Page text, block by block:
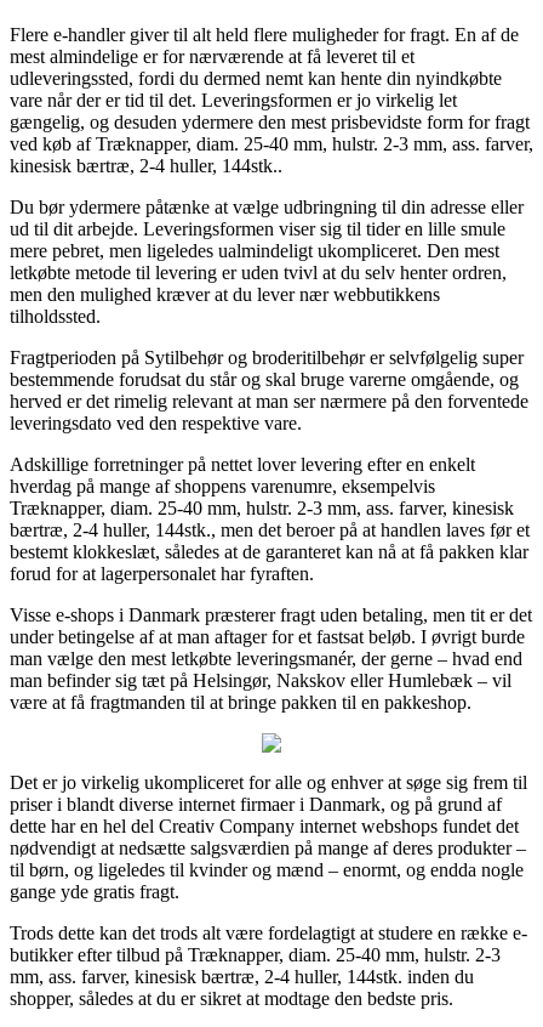
Flere e-handler giver til alt held flere muligheder for fragt. En af de
mest almindelige er for nærværende at få leveret til et
udleveringssted, fordi du dermed nemt kan hente din nyindkøbte
vare når der er tid til det. Leveringsformen er jo virkelig let
gængelig, og desuden ydermere den mest prisbevidste form for fragt
ved køb af Træknapper, diam. 25-40 mm, hulstr. 2-3 mm, ass. farver,
kinesisk bærtræ, 2-4 huller, 144stk..
Du bør ydermere påtænke at vælge udbringning til din adresse eller
ud til dit arbejde. Leveringsformen viser sig til tider en lille smule
mere pebret, men ligeledes ualmindeligt ukompliceret. Den mest
letkøbte metode til levering er uden tvivl at du selv henter ordren,
men den mulighed kræver at du lever nær webbutikkens
tilholdssted.
Fragtperioden på Sytilbehør og broderitilbehør er selvfølgelig super
bestemmende forudsat du står og skal bruge varerne omgående, og
herved er det rimelig relevant at man ser nærmere på den forventede
leveringsdato ved den respektive vare.
Adskillige forretninger på nettet lover levering efter en enkelt
hverdag på mange af shoppens varenumre, eksempelvis
Træknapper, diam. 25-40 mm, hulstr. 2-3 mm, ass. farver, kinesisk
bærtræ, 2-4 huller, 144stk., men det beroer på at handlen laves før et
bestemt klokkeslæt, således at de garanteret kan nå at få pakken klar
forud for at lagerpersonalet har fyraften.
Visse e-shops i Danmark præsterer fragt uden betaling, men tit er det
under betingelse af at man aftager for et fastsat beløb. I øvrigt burde
man vælge den mest letkøbte leveringsmanér, der gerne – hvad end
man befinder sig tæt på Helsingør, Nakskov eller Humlebæk – vil
være at få fragtmanden til at bringe pakken til en pakkeshop.
Det er jo virkelig ukompliceret for alle og enhver at søge sig frem til
priser i blandt diverse internet firmaer i Danmark, og på grund af
dette har en hel del Creativ Company internet webshops fundet det
nødvendigt at nedsætte salgsværdien på mange af deres produkter –
til børn, og ligeledes til kvinder og mænd – enormt, og endda nogle
gange yde gratis fragt.
Trods dette kan det trods alt være fordelagtigt at studere en række e-
butikker efter tilbud på Træknapper, diam. 25-40 mm, hulstr. 2-3
mm, ass. farver, kinesisk bærtræ, 2-4 huller, 144stk. inden du
shopper, således at du er sikret at modtage den bedste pris.